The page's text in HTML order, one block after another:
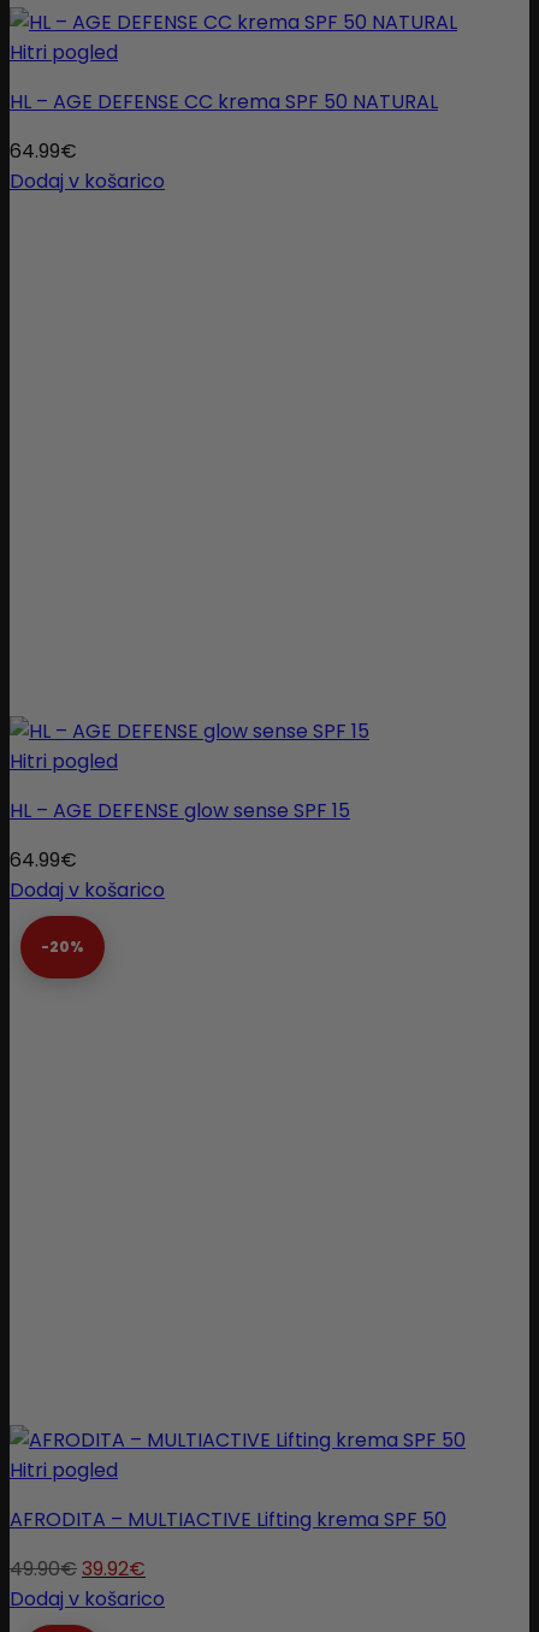
Hitri pogled
HL – AGE DEFENSE CC krema SPF 50 NATURAL
64.99€
Dodaj v košarico
Hitri pogled
HL – AGE DEFENSE glow sense SPF 15
64.99€
Dodaj v košarico
Hitri pogled
-20%
AFRODITA – MULTIACTIVE Lifting krema SPF 50
49.90€39.92€
Dodaj v košarico